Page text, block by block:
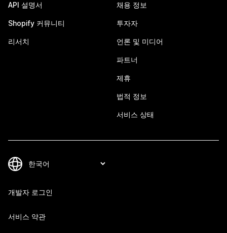
API 설명서
Shopify 커뮤니티
리서치
채용 정보
투자자
언론 및 미디어
파트너
제휴
법적 정보
서비스 상태
개발자 로그인
서비스 약관